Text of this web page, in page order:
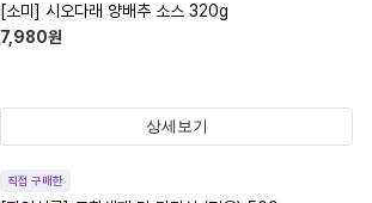
[소미] 시오다래 양배추 소스 320g
7,980원
상세보기
직접 구매한